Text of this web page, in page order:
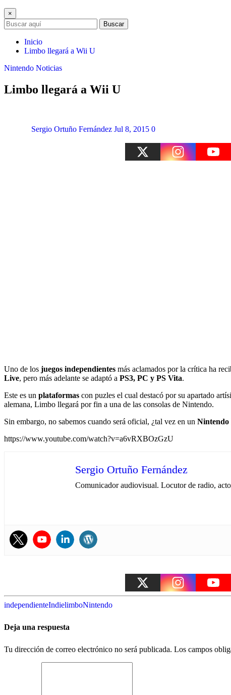
×
Buscar
Inicio
Limbo llegará a Wii U
Nintendo Noticias
Limbo llegará a Wii U
Sergio Ortuño Fernández Jul 8, 2015 0
Uno de los juegos independientes más aclamados por la crítica ha
Live, pero más adelante se adaptó a PS3, PC y PS Vita.
Este es un plataformas con puzles el cual destacó por su apartado
alemana, Limbo llegará por fin a una de las consolas de Nintendo.
Sin embargo, no sabemos cuando será oficial, ¿tal vez en un Nintendo
https://www.youtube.com/watch?v=a6vRXBOzGzU
Sergio Ortuño Fernández
Comunicador audiovisual. Locutor de radio,
independienteIndielimboNintendo
Deja una respuesta
Tu dirección de correo electrónico no será publicada. Los campos